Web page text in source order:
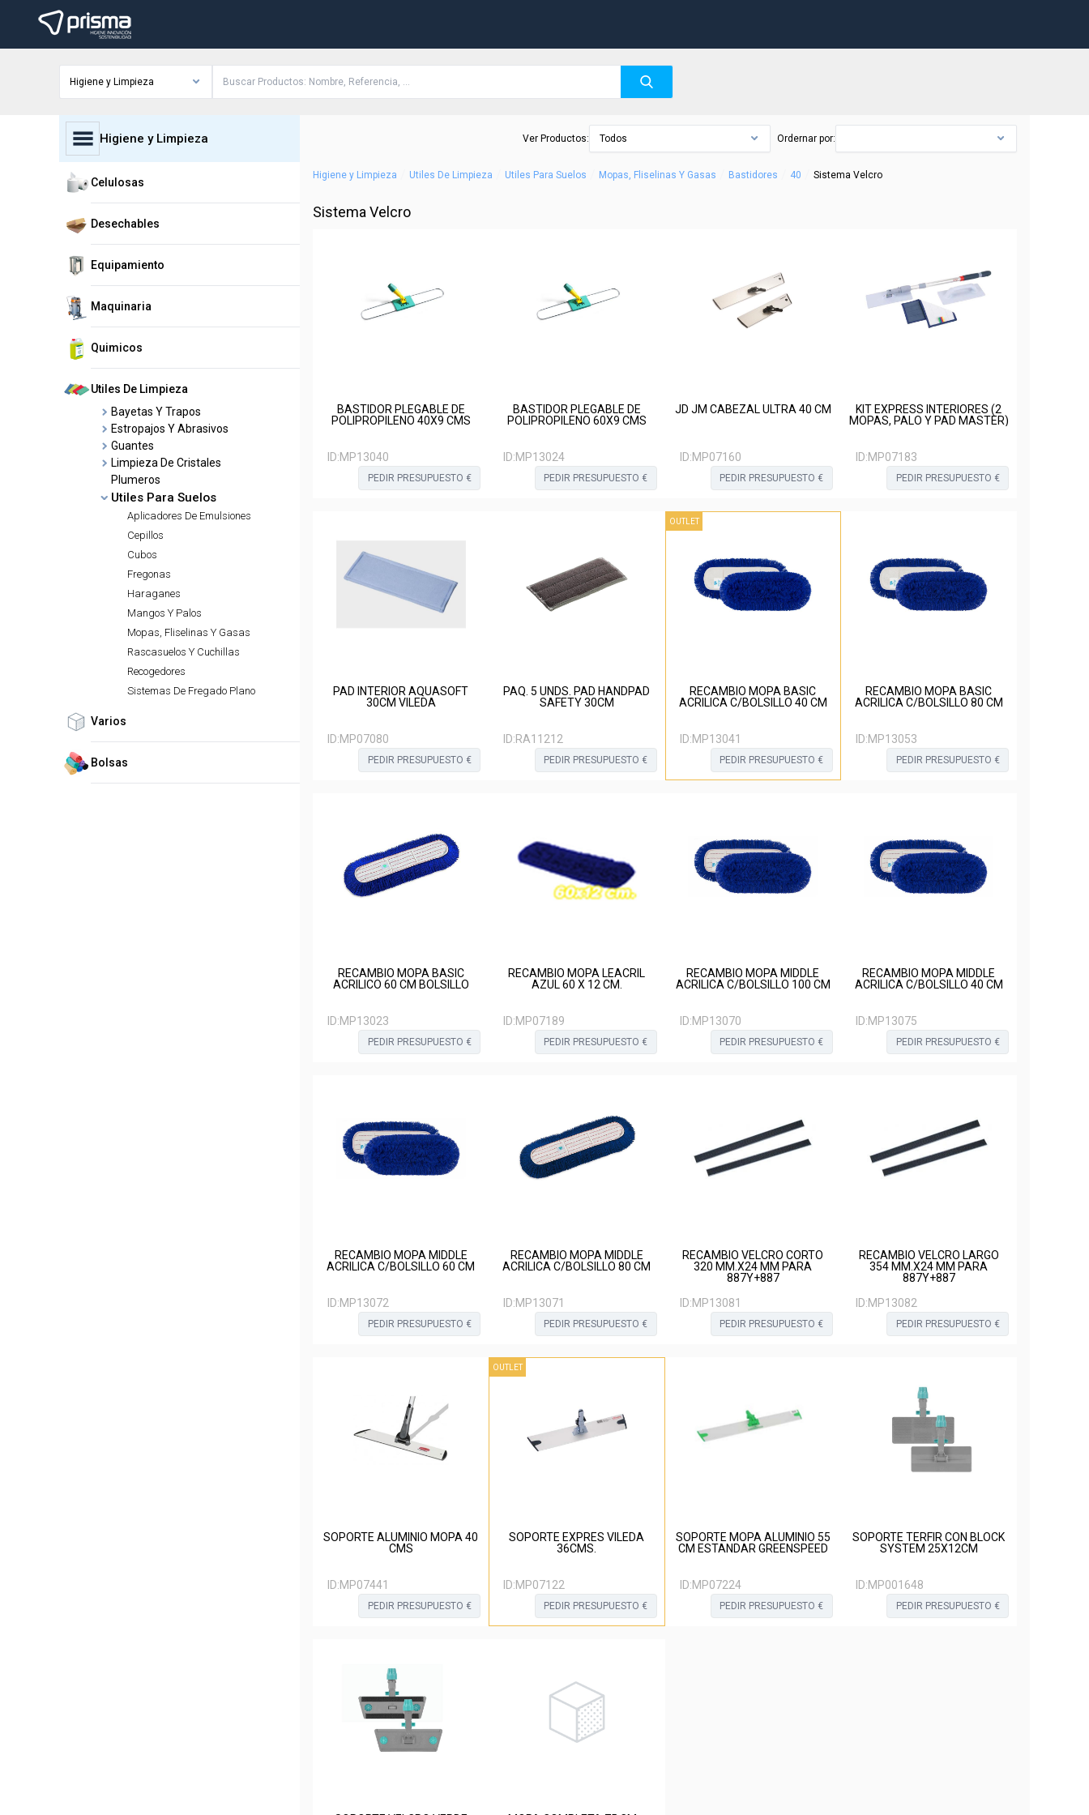
Higiene y Limpieza
Higiene y Limpieza
Celulosas
Desechables
Equipamiento
Maquinaria
Quimicos
Utiles De Limpieza
Bayetas Y Trapos
Estropajos Y Abrasivos
Guantes
Limpieza De Cristales
Plumeros
Utiles Para Suelos
Aplicadores De Emulsiones
Cepillos
Cubos
Fregonas
Haraganes
Mangos Y Palos
Mopas, Fliselinas Y Gasas
Rascasuelos Y Cuchillas
Recogedores
Sistemas De Fregado Plano
Varios
Bolsas
Ver Productos: Todos Ordernar por:
Higiene y Limpieza Utiles De Limpieza Utiles Para Suelos Mopas, Fliselinas Y Gasas Bastidores 40 Sistema Velcro
Sistema Velcro
BASTIDOR PLEGABLE DE
POLIPROPILENO 40X9 CMS
ID:MP13040
PEDIR PRESUPUESTO €
BASTIDOR PLEGABLE DE
POLIPROPILENO 60X9 CMS
ID:MP13024
PEDIR PRESUPUESTO €
JD JM CABEZAL ULTRA 40 CM
ID:MP07160
PEDIR PRESUPUESTO €
KIT EXPRESS INTERIORES (2
MOPAS, PALO Y PAD MASTER)
ID:MP07183
PEDIR PRESUPUESTO €
PAD INTERIOR AQUASOFT
30CM VILEDA
ID:MP07080
PEDIR PRESUPUESTO €
PAQ. 5 UNDS. PAD HANDPAD
SAFETY 30CM
ID:RA11212
PEDIR PRESUPUESTO €
OUTLET
RECAMBIO MOPA BASIC
ACRILICA C/BOLSILLO 40 CM
ID:MP13041
PEDIR PRESUPUESTO €
RECAMBIO MOPA BASIC
ACRILICA C/BOLSILLO 80 CM
ID:MP13053
PEDIR PRESUPUESTO €
RECAMBIO MOPA BASIC
ACRILICO 60 CM BOLSILLO
ID:MP13023
PEDIR PRESUPUESTO €
RECAMBIO MOPA LEACRIL
AZUL 60 X 12 CM.
ID:MP07189
PEDIR PRESUPUESTO €
RECAMBIO MOPA MIDDLE
ACRILICA C/BOLSILLO 100 CM
ID:MP13070
PEDIR PRESUPUESTO €
RECAMBIO MOPA MIDDLE
ACRILICA C/BOLSILLO 40 CM
ID:MP13075
PEDIR PRESUPUESTO €
RECAMBIO MOPA MIDDLE
ACRILICA C/BOLSILLO 60 CM
ID:MP13072
PEDIR PRESUPUESTO €
RECAMBIO MOPA MIDDLE
ACRILICA C/BOLSILLO 80 CM
ID:MP13071
PEDIR PRESUPUESTO €
RECAMBIO VELCRO CORTO
320 MM.X24 MM PARA
887Y+887
ID:MP13081
PEDIR PRESUPUESTO €
RECAMBIO VELCRO LARGO
354 MM.X24 MM PARA
887Y+887
ID:MP13082
PEDIR PRESUPUESTO €
SOPORTE ALUMINIO MOPA 40
CMS
ID:MP07441
PEDIR PRESUPUESTO €
OUTLET
SOPORTE EXPRES VILEDA
36CMS.
ID:MP07122
PEDIR PRESUPUESTO €
SOPORTE MOPA ALUMINIO 55
CM ESTANDAR GREENSPEED
ID:MP07224
PEDIR PRESUPUESTO €
SOPORTE TERFIR CON BLOCK
SYSTEM 25X12CM
ID:MP001648
PEDIR PRESUPUESTO €